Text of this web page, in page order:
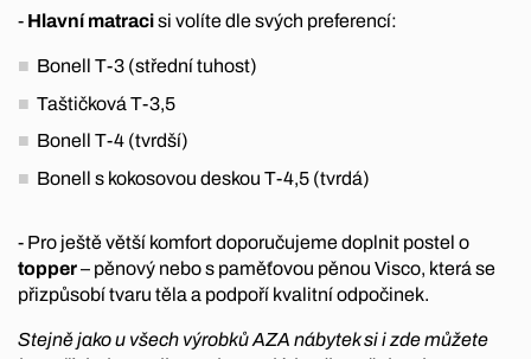
- Hlavní matracisi volíte dle svých preferencí:
Bonell T-3 (střední tuhost)
Taštičková T-3,5
Bonell T-4 (tvrdší)
Bonell s kokosovou deskou T-4,5 (tvrdá)
- Pro ještě větší komfort doporučujeme doplnit postel o
topper– pěnový nebo s paměťovou pěnou Visco, která se
přizpůsobí tvaru těla a podpoří kvalitní odpočinek.
Stejně jako u všech výrobků AZA nábytek si i zde můžete